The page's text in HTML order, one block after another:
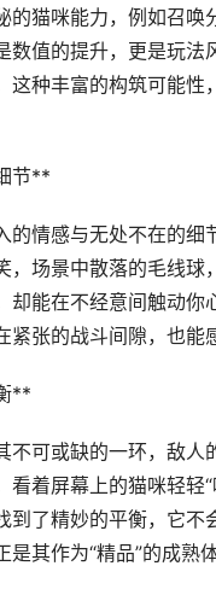
的猫咪能力，例如召
数值的提升，更是玩
这种丰富的构筑可能
节**
情感与无处不在的细
，场景中散落的毛线
却能在不经意间触动
张的战斗间隙，也能
**
不可或缺的一环，敌
着屏幕上的猫咪轻
了精妙的平衡，它
其作为“精品”的成熟体